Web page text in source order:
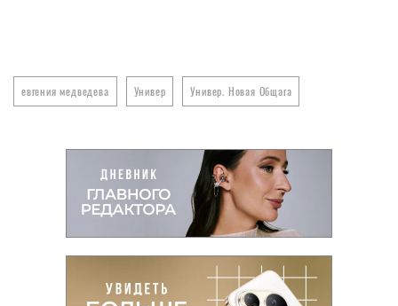
евгения медведева Универ Универ. Новая Общага